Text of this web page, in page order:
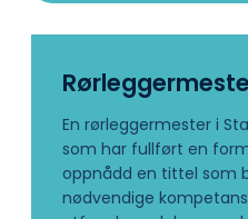
En rørleggermester i
som har fullført en
oppnådd en tittel som
nødvendige